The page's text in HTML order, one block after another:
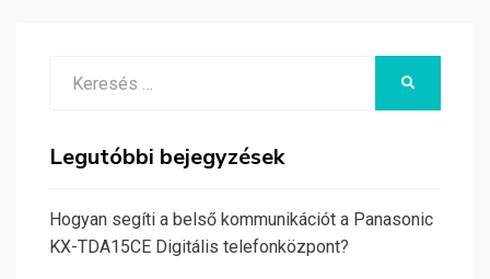
Legutóbbi bejegyzések
Hogyan segíti a belső kommunikációt a Panasonic
KX-TDA15CE Digitális telefonközpont?